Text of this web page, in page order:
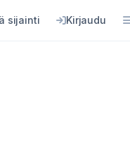
sijainti Kirjaudu